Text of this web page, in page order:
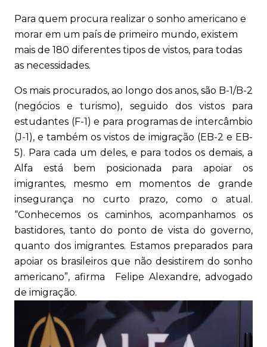
Para quem procura realizar o sonho americano e
morar em um país de primeiro mundo, existem
mais de 180 diferentes tipos de vistos, para todas
as necessidades.
Os mais procurados, ao longo dos anos, são B-1/B-2
(negócios e turismo), seguido dos vistos para
estudantes (F-1) e para programas de intercâmbio
(J-1), e também os vistos de imigração (EB-2 e EB-
5). Para cada um deles, e para todos os demais, a
Alfa está bem posicionada para apoiar os
imigrantes, mesmo em momentos de grande
insegurança no curto prazo, como o atual.
“Conhecemos os caminhos, acompanhamos os
bastidores, tanto do ponto de vista do governo,
quanto dos imigrantes. Estamos preparados para
apoiar os brasileiros que não desistirem do sonho
americano”, afirma Felipe Alexandre, advogado
de imigração.